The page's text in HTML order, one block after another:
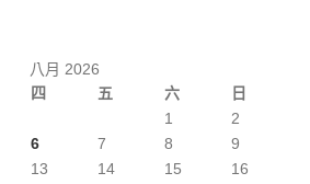
八月 2026
四 五 六 日
1
2
6 7 8
9
13 14 15
16